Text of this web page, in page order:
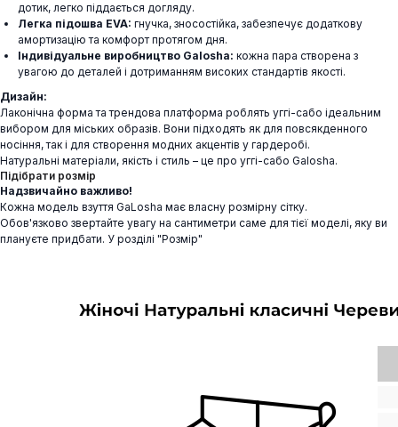
дотик, легко піддається догляду.
Легка підошва EVA: гнучка, зносостійка, забезпечує додаткову
амортизацію та комфорт протягом дня.
Індивідуальне виробництво Galosha: кожна пара створена з
увагою до деталей і дотриманням високих стандартів якості.
Дизайн:
Лаконічна форма та трендова платформа роблять уггі-сабо ідеальним
вибором для міських образів. Вони підходять як для повсякденного
носіння, так і для створення модних акцентів у гардеробі.
Натуральні матеріали, якість і стиль – це про уггі-сабо Galosha.
Підібрати розмір
Надзвичайно важливо!
Кожна модель взуття GaLosha має власну розмірну сітку.
Обов'язково звертайте увагу на сантиметри саме для тієї моделі, яку ви
плануєте придбати. У розділі "Розмір"